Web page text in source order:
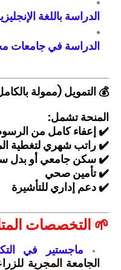
الدراسة باللغة
الدراسة في جامعات
💰 التمويل (ممولة
المنحة تشمل:
✔️ إعفاء كامل من
✔️ راتب شهريلتغطية
✔️ سكن جامعي أو بدل
✔️ تأمين صحي
✔️ دعم إداري للتأشيرة
🌱 التخصصات
ماجستير في
الجامعة المجرية